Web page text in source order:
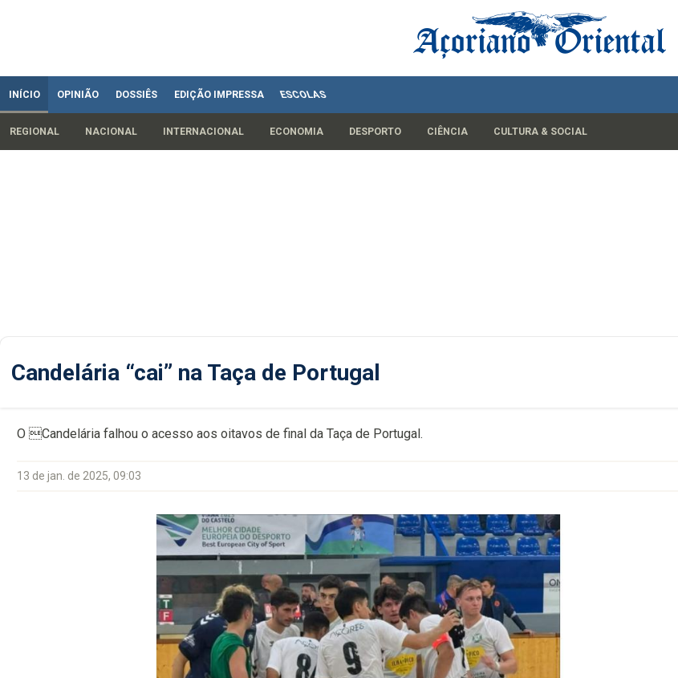
INÍCIO OPINIÃO DOSSIÊS EDIÇÃO IMPRESSA ESCOLAS
REGIONAL NACIONAL INTERNACIONAL ECONOMIA DESPORTO CIÊNCIA CULTURA & SOCIAL
Candelária “cai” na Taça de Portugal
O Candelária falhou o acesso aos oitavos de final da Taça de Portugal.
13 de jan. de 2025, 09:03